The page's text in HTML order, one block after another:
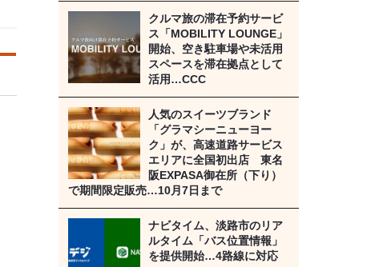
クルマ旅の滞在予約サービ
ス「MOBILITY LOUNGE」
開始、空き駐車場や未活用
スペースを滞在拠点として
活用…CCC
人気のスイーツブランド
「グラマシーニューヨー
ク」が、高速道路サービス
エリアに全国初出店 東名
阪EXPASA御在所（下り）
で期間限定販売…10月7日まで
ナビタイム、淡路市のリア
ルタイム「バス位置情報」
を提供開始…4路線に対応